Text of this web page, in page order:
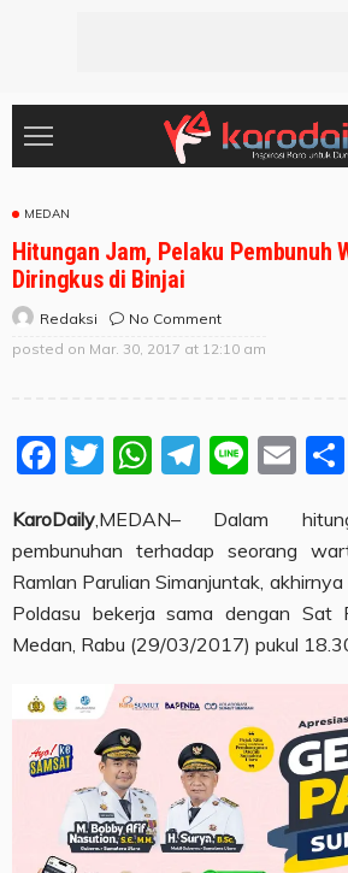
MEDAN
Hitungan Jam, Pelaku Pembunuh
Diringkus di Binjai
Redaksi
No Comment
posted on Mar. 30, 2017 at 12:10 am
Facebook
Twitter
WhatsApp
Telegram
Line
KaroDaily ,MEDAN– Dalam
pembunuhan terhadap seorang
Ramlan Parulian Simanjuntak,
Poldasu bekerja sama dengan Sat
Medan, Rabu (29/03/2017) pukul